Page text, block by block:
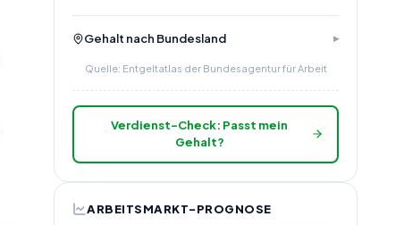
Gehalt nach Bundesland
Quelle: Entgeltatlas der Bundesagentur für Arbeit
Verdienst-Check: Passt mein
Gehalt?
ARBEITSMARKT-PROGNOSE